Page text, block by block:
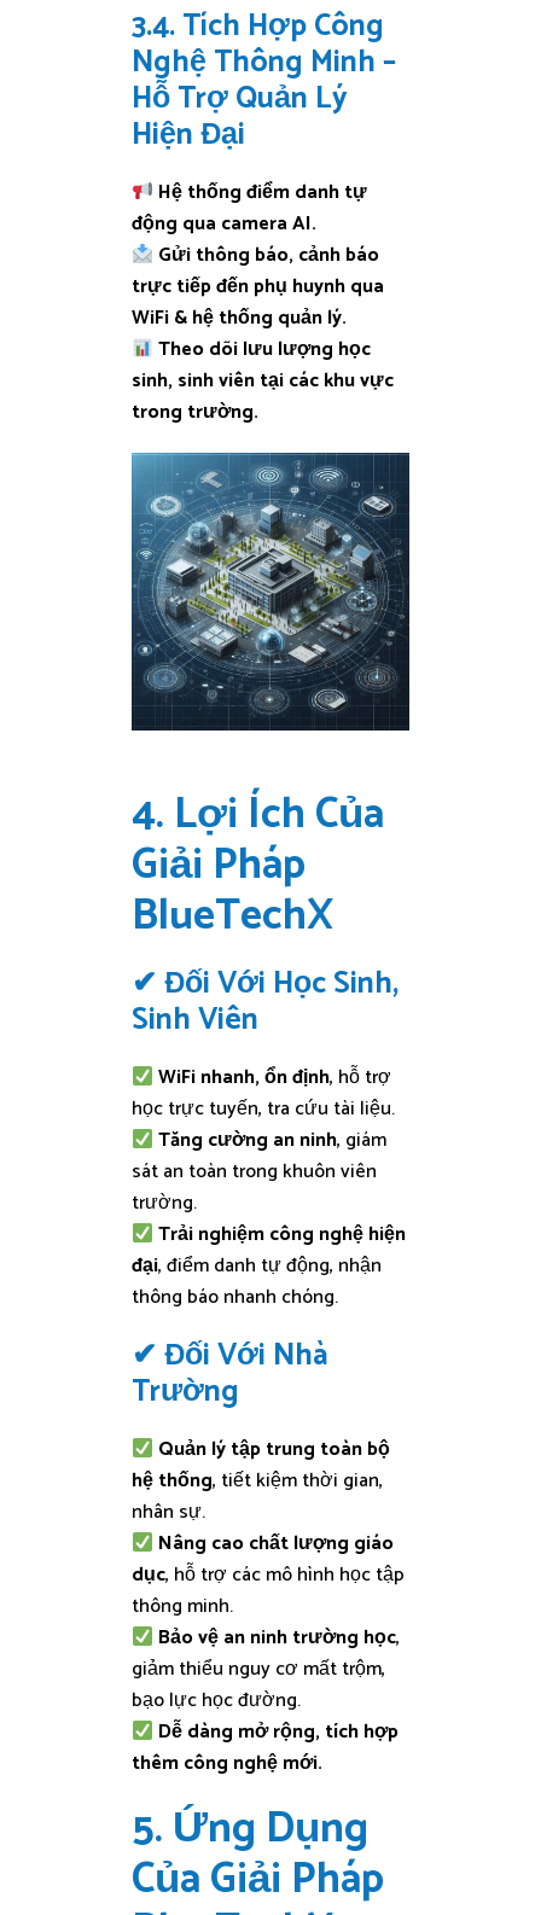
3.4. Tích Hợp Công
Nghệ Thông Minh –
Hỗ Trợ Quản Lý
Hiện Đại
Hệ thống điểm danh tự
động qua camera AI.
Gửi thông báo, cảnh báo
trực tiếp đến phụ huynh qua
WiFi & hệ thống quản lý.
Theo dõi lưu lượng học
sinh, sinh viên tại các khu vực
trong trường.
4. Lợi Ích Của
Giải Pháp
BlueTechX
✔ Đối Với Học Sinh,
Sinh Viên
WiFi nhanh, ổn định, hỗ trợ
học trực tuyến, tra cứu tài liệu.
Tăng cường an ninh, giám
sát an toàn trong khuôn viên
trường.
Trải nghiệm công nghệ hiện
đại, điểm danh tự động, nhận
thông báo nhanh chóng.
✔ Đối Với Nhà
Trường
Quản lý tập trung toàn bộ
hệ thống, tiết kiệm thời gian,
nhân sự.
Nâng cao chất lượng giáo
dục, hỗ trợ các mô hình học tập
thông minh.
Bảo vệ an ninh trường học,
giảm thiểu nguy cơ mất trộm,
bạo lực học đường.
Dễ dàng mở rộng, tích hợp
thêm công nghệ mới.
5. Ứng Dụng
Của Giải Pháp